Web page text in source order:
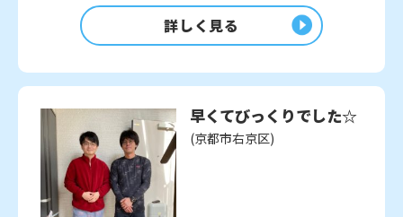
詳しく見る
早くてびっくりでした☆
(京都市右京区)